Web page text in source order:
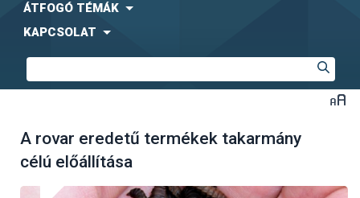
ÁTFOGÓ TÉMÁK
KAPCSOLAT
A rovar eredetű termékek takarmány
célú előállítása